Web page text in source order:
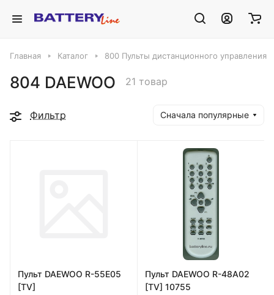
Главная Каталог 800 Пульты дистанционного управления
804 DAEWOO 21 товар
Фильтр Сначала популярные
Пульт DAEWOO R-55E05
[TV]
Пульт DAEWOO R-48A02
[TV] 10755